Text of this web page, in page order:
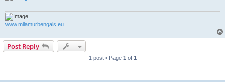
www.milamurbengals.eu
Post Reply
1 post • Page 1 of 1